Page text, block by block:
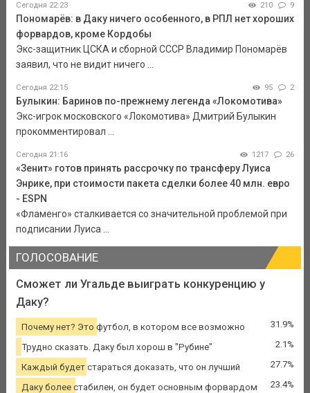
Сегодня 22:23 210 9
Пономарёв: в Даку ничего особенного, в РПЛ нет хороших
форвардов, кроме Кордобы
Экс-защитник ЦСКА и сборной СССР Владимир Пономарёв
заявил, что не видит ничего ...
Сегодня 22:15 95 2
Булыкин: Баринов по-прежнему легенда «Локомотива»
Экс-игрок московского «Локомотива» Дмитрий Булыкин
прокомментировал ...
Сегодня 21:16 1217 26
«Зенит» готов принять рассрочку по трансферу Луиса
Энрике, при стоимости пакета сделки более 40 млн. евро
- ESPN
«Фламенго» сталкивается со значительной проблемой при
подписании Луиса ...
ГОЛОСОВАНИЕ
Сможет ли Угальде выиграть конкуренцию у
Даку?
Почему нет? Это футбол, в котором все возможно 31.9%
Трудно сказать. Даку был хорош в "Рубине" 2.1%
Каждый будет стараться доказать, что он лучший 27.7%
Даку более стабилен, он будет основным форвардом 23.4%